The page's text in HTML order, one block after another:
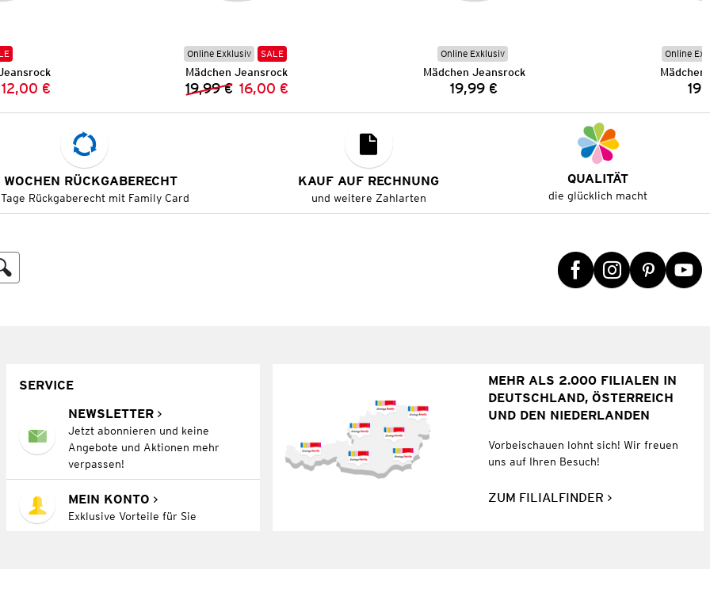
Preis:
Preis:
12,00 €
Online Exklusiv SALE
Mädchen Jeansrock
Vorheriger Preis:
19,99 € Neuer Preis:
16,00 €
Online Exklusiv
Mädchen Jeansrock
Preis:
19,99 €
Online
RÜCKGABERECHT
Rückgaberecht mit Family Card
KAUF AUF RECHNUNG
und weitere Zahlarten
QUALITÄT
die glücklich macht
SERVICE
NEWSLETTER
Jetzt abonnieren und keine
Angebote und Aktionen mehr
verpassen!
MEIN KONTO
Exklusive Vorteile für Sie
MEHR ALS 2.000 FILIALEN IN
DEUTSCHLAND, ÖSTERREICH
UND DEN NIEDERLANDEN
Vorbeischauen lohnt sich! Wir freuen
uns auf Ihren Besuch!
ZUM FILIALFINDER